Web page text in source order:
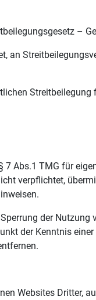
–
an
Abs.1 TMG für
verpflichtet,
der
der Kenntnis
Websites Dritter,